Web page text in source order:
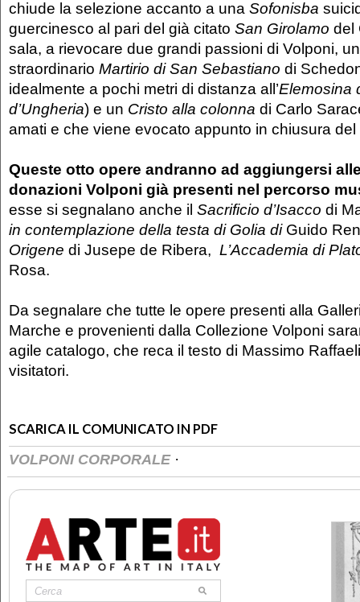
chiude la selezione accanto a una Sofonisba
guercinesco al pari del già citato San Girolamo del
sala, a rievocare due grandi passioni di Volponi,
straordinario Martirio di San Sebastiano di
idealmente a pochi metri di distanza all’Elemosina
d’Ungheria) e un Cristo alla colonna di Carlo
amati e che viene evocato appunto in chiusura del
Queste otto opere andranno ad aggiungersi
donazioni Volponi già presenti nel percorso
esse si segnalano anche il Sacrificio d’Isacco di
in contemplazione della testa di Golia di Guido
Origene di Jusepe de Ribera, L’Accademia di
Rosa.
Da segnalare che tutte le opere presenti alla
Marche e provenienti dalla Collezione Volponi
agile catalogo, che reca il testo di Massimo
visitatori.
SCARICA IL COMUNICATO IN PDF
VOLPONI CORPORALE ·